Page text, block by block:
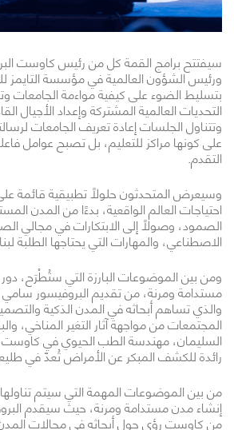
سيفتتح برامج القمة كل من رئيس كاوست
ورئيس الشؤون العالمية في مؤسسة التايمز
بتسليط الضوء على كيفية مواءمة الجامعات
التحديات العالمية المشتركة وإعداد الأجيال
وتتناول الجلسات إعادة تعريف الجامعات
على كونها مراكز للتعليم، بل تصبح عوامل
التقدم.
وسيعرض المتحدثون حلولًا تطبيقية قائمة
احتياجات العالم الواقعية، بدءًا من المدن
الصمود، وصولاً إلى الابتكارات في مجالي
الاصطناعي، والمهارات التي يحتاجها الطلبة
ومن بين الموضوعات البارزة التي ستُطْرَح،
مستدامة ومرنة، من تقديم البروفيسور
والذي تساهم أبحاثه في المدن الذكية
المجتمعات من مواجهة آثار التغير المناخي،
السليمان، مهندسة الطب الحيوي في
رائدة للكشف المبكر عن الأمراض تُعدّ في
من بين الموضوعات المهمة التي سيتم
إنشاء مدن مستدامة ومرنة، حيث سيقدم
من كاوست رؤى حول أبحاثه في مجالات